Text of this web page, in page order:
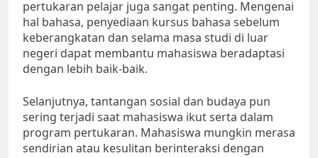
pertukaran pelajar juga sangat penting. Mengenai
hal bahasa, penyediaan kursus bahasa sebelum
keberangkatan dan selama masa studi di luar
negeri dapat membantu mahasiswa beradaptasi
dengan lebih baik-baik.
Selanjutnya, tantangan sosial dan budaya pun
sering terjadi saat mahasiswa ikut serta dalam
program pertukaran. Mahasiswa mungkin merasa
sendirian atau kesulitan berinteraksi dengan